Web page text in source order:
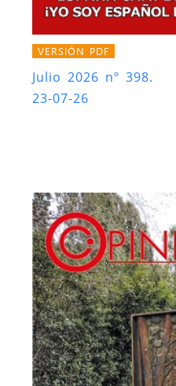
VERSIÓN PDF
Julio 2026 nº 398.
23-07-26